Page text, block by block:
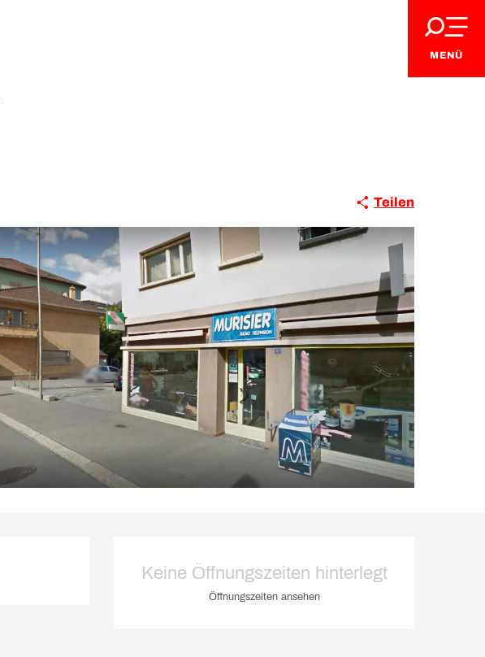
MENÜ
Teilen
Öffnungszeiten &
Keine Öffnungszeiten hinterlegt
Öffnungszeiten ansehen